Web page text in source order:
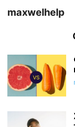
maxwelhelp